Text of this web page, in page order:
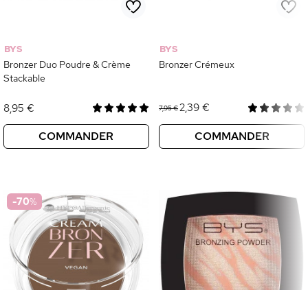
BYS
Bronzer Duo Poudre & Crème
Stackable
8,95 €
COMMANDER
BYS
Bronzer Crémeux
7,95 €2,39 €
COMMANDER
-70%